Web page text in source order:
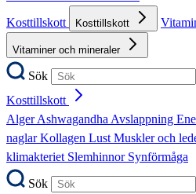
Kosttillskott
Kosttillskott
Vitaminer och mineraler
Sök
Kosttillskott
AlgerAshwagandhaAvslappning
naglarKollagen LustMuskler och
klimakteriet Slemhinnor Synförmåga
Sök